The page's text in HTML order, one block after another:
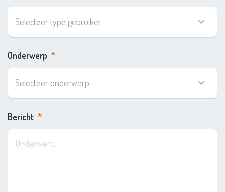
Onderwerp *
Bericht *